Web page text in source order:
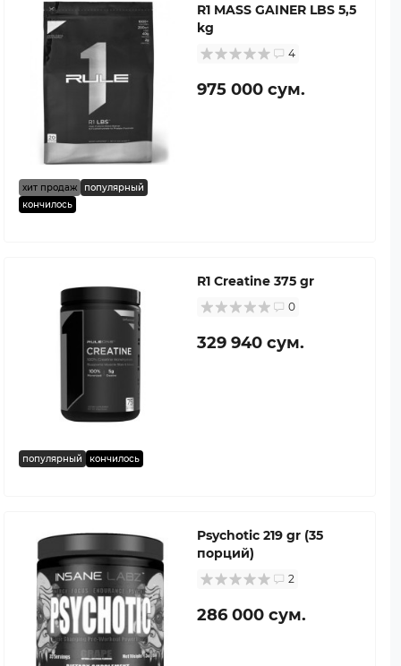
хит продаж
популярный
кончилось
R1 MASS GAINER LBS 5,5
kg
4
975 000 сум.
популярный кончилось
R1 Creatine 375 gr
0
329 940 сум.
Psychotic 219 gr (35
порций)
2
286 000 сум.